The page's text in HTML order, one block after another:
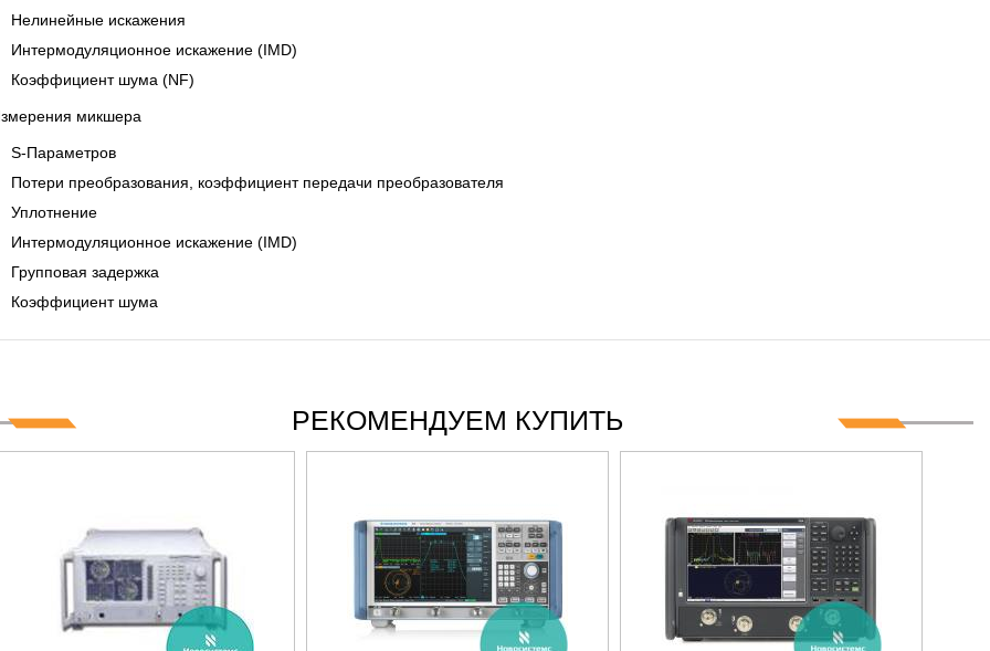
Нелинейные искажения
Интермодуляционное искажение (IMD)
Коэффициент шума (NF)
микшера
S-Параметров
Потери преобразования, коэффициент передачи преобразователя
Уплотнение
Интермодуляционное искажение (IMD)
Групповая задержка
Коэффициент шума
РЕКОМЕНДУЕМ КУПИТЬ